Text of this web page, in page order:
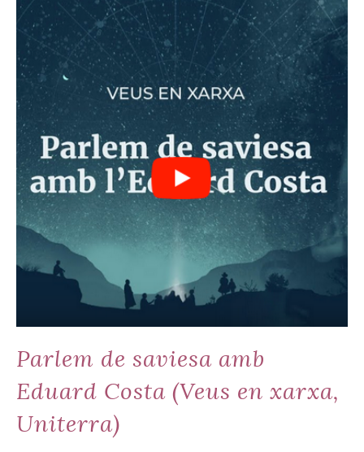
Parlem de saviesa amb
Eduard Costa (Veus en xarxa,
Uniterra)